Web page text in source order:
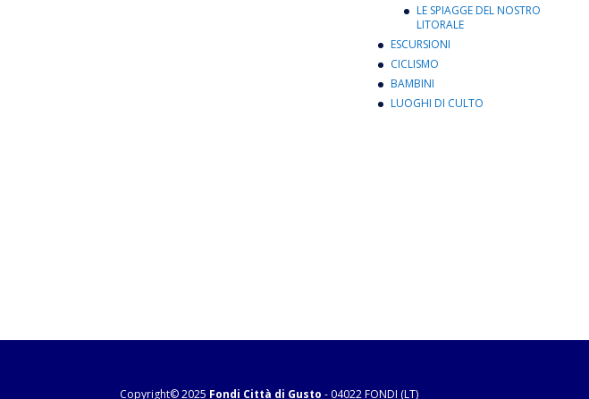
LE SPIAGGE DEL NOSTRO
LITORALE
ESCURSIONI
CICLISMO
BAMBINI
LUOGHI DI CULTO
Copyright© 2025 Fondi Città di Gusto - 04022 FONDI (LT)